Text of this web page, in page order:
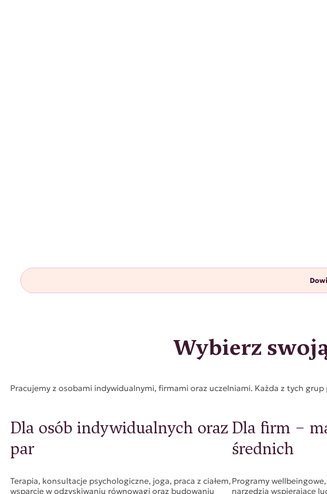
Wybierz
Pracujemy z osobami indywidualnymi, firmami oraz uczelniami. Każda z tych
Dla osób indywidualnych oraz
par
Terapia, konsultacje psychologiczne, joga, praca z ciałem,
wsparcie w odzyskiwaniu równowagi oraz budowaniu
Dla firm –
średnich
Programy
narzędzia wspierające